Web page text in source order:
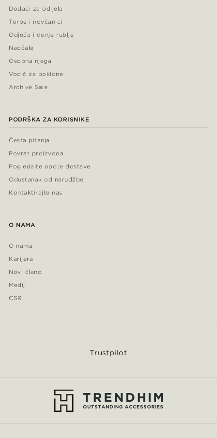
Dodaci za odijela
Torbe i novčanici
Odjeća i donje rublje
Naočale
Osobna njega
Vodič za poklone
Archive Sale
PODRŠKA ZA KORISNIKE
Česta pitanja
Povrat proizvoda
Pogledajte opcije dostave
Odustanak od narudžbe
Kontaktirajte nas
O NAMA
O nama
Karijera
Novi članci
Mediji
CSR
Trustpilot